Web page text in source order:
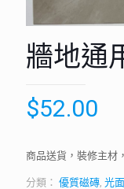
牆地通
$52.00
商品送貨，裝修主材
分類： 優質磁磚, 光